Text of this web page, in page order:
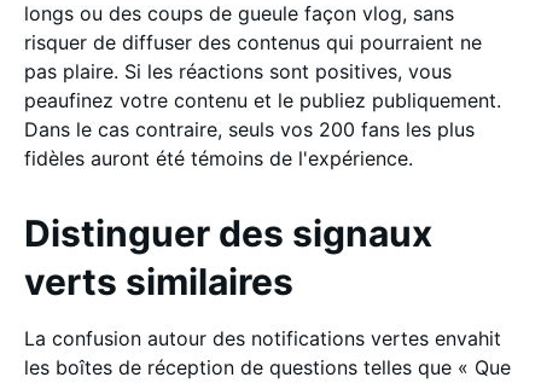
longs ou des coups de gueule façon vlog, sans
risquer de diffuser des contenus qui pourraient ne
pas plaire. Si les réactions sont positives, vous
peaufinez votre contenu et le publiez publiquement.
Dans le cas contraire, seuls vos 200 fans les plus
fidèles auront été témoins de l'expérience.
Distinguer des signaux
verts similaires
La confusion autour des notifications vertes envahit
les boîtes de réception de questions telles que « Que